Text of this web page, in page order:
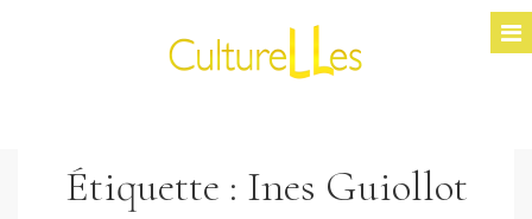
Étiquette : Ines Guiollot